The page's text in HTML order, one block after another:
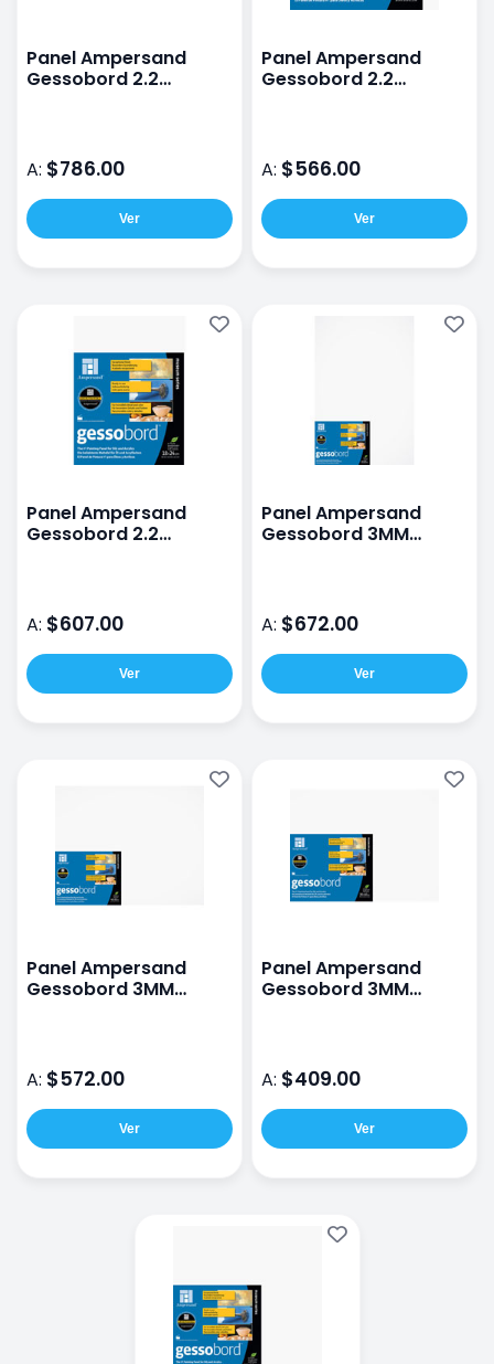
Panel Ampersand
Gessobord 2.2
A: $786.00
Ver
Panel Ampersand
Gessobord 2.2
A: $566.00
Ver
Panel Ampersand
Gessobord 2.2
A: $607.00
Ver
Panel Ampersand
Gessobord 3MM
A: $672.00
Ver
Panel Ampersand
Gessobord 3MM
A: $572.00
Ver
Panel Ampersand
Gessobord 3MM
A: $409.00
Ver